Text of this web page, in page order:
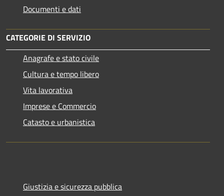
Documenti e dati
CATEGORIE DI SERVIZIO
Anagrafe e stato civile
Cultura e tempo libero
Vita lavorativa
Imprese e Commercio
Catasto e urbanistica
Giustizia e sicurezza pubblica